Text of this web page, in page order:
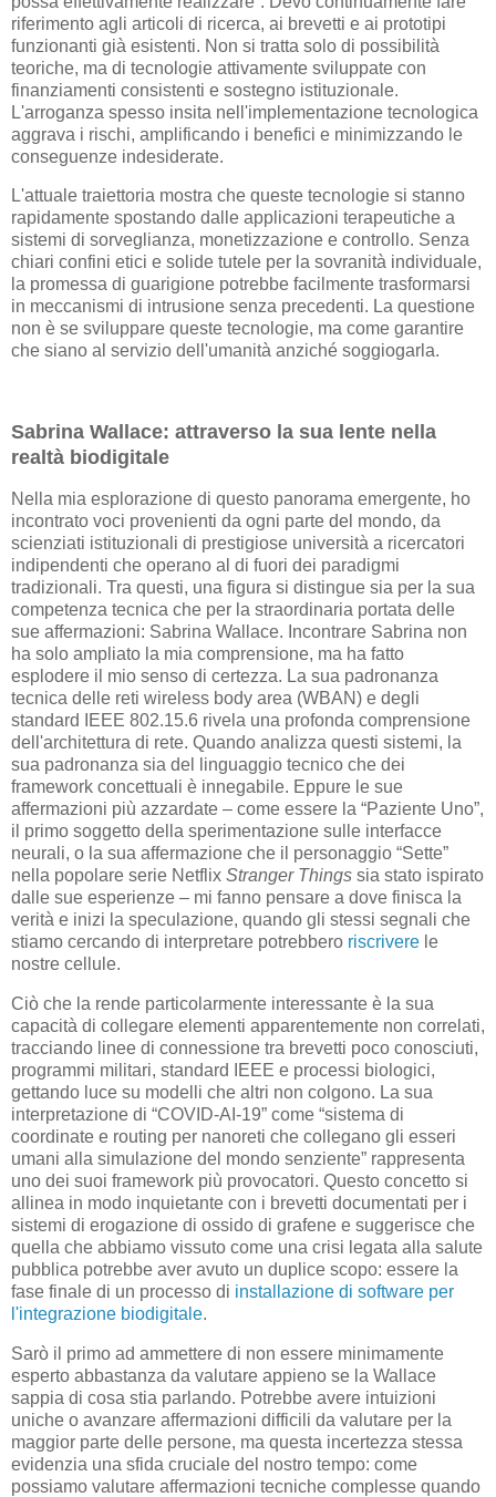
riferimento agli articoli di ricerca, ai brevetti e ai prototipi
funzionanti già esistenti. Non si tratta solo di possibilità
teoriche, ma di tecnologie attivamente sviluppate con
finanziamenti consistenti e sostegno istituzionale.
L'arroganza spesso insita nell'implementazione tecnologica
aggrava i rischi, amplificando i benefici e minimizzando le
conseguenze indesiderate.
L'attuale traiettoria mostra che queste tecnologie si stanno
rapidamente spostando dalle applicazioni terapeutiche a
sistemi di sorveglianza, monetizzazione e controllo. Senza
chiari confini etici e solide tutele per la sovranità individuale,
la promessa di guarigione potrebbe facilmente trasformarsi
in meccanismi di intrusione senza precedenti. La questione
non è se sviluppare queste tecnologie, ma come garantire
che siano al servizio dell'umanità anziché soggiogarla.
Sabrina Wallace: attraverso la sua lente nella
realtà biodigitale
Nella mia esplorazione di questo panorama emergente, ho
incontrato voci provenienti da ogni parte del mondo, da
scienziati istituzionali di prestigiose università a ricercatori
indipendenti che operano al di fuori dei paradigmi
tradizionali. Tra questi, una figura si distingue sia per la sua
competenza tecnica che per la straordinaria portata delle
sue affermazioni: Sabrina Wallace. Incontrare Sabrina non
ha solo ampliato la mia comprensione, ma ha fatto
esplodere il mio senso di certezza. La sua padronanza
tecnica delle reti wireless body area (WBAN) e degli
standard IEEE 802.15.6 rivela una profonda comprensione
dell'architettura di rete. Quando analizza questi sistemi, la
sua padronanza sia del linguaggio tecnico che dei
framework concettuali è innegabile. Eppure le sue
affermazioni più azzardate – come essere la “Paziente Uno”,
il primo soggetto della sperimentazione sulle interfacce
neurali, o la sua affermazione che il personaggio “Sette”
nella popolare serie Netflix Stranger Things sia stato ispirato
dalle sue esperienze – mi fanno pensare a dove finisca la
verità e inizi la speculazione, quando gli stessi segnali che
stiamo cercando di interpretare potrebbero riscrivere le
nostre cellule.
Ciò che la rende particolarmente interessante è la sua
capacità di collegare elementi apparentemente non correlati,
tracciando linee di connessione tra brevetti poco conosciuti,
programmi militari, standard IEEE e processi biologici,
gettando luce su modelli che altri non colgono. La sua
interpretazione di “COVID-AI-19” come “sistema di
coordinate e routing per nanoreti che collegano gli esseri
umani alla simulazione del mondo senziente” rappresenta
uno dei suoi framework più provocatori. Questo concetto si
allinea in modo inquietante con i brevetti documentati per i
sistemi di erogazione di ossido di grafene e suggerisce che
quella che abbiamo vissuto come una crisi legata alla salute
pubblica potrebbe aver avuto un duplice scopo: essere la
fase finale di un processo di installazione di software per
l'integrazione biodigitale.
Sarò il primo ad ammettere di non essere minimamente
esperto abbastanza da valutare appieno se la Wallace
sappia di cosa stia parlando. Potrebbe avere intuizioni
uniche o avanzare affermazioni difficili da valutare per la
maggior parte delle persone, ma questa incertezza stessa
evidenzia una sfida cruciale del nostro tempo: come
possiamo valutare affermazioni tecniche complesse quando